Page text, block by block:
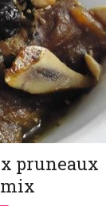
pruneaux